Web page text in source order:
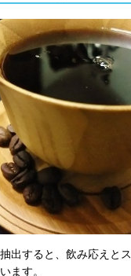
出すると、飲み応えと
ます。